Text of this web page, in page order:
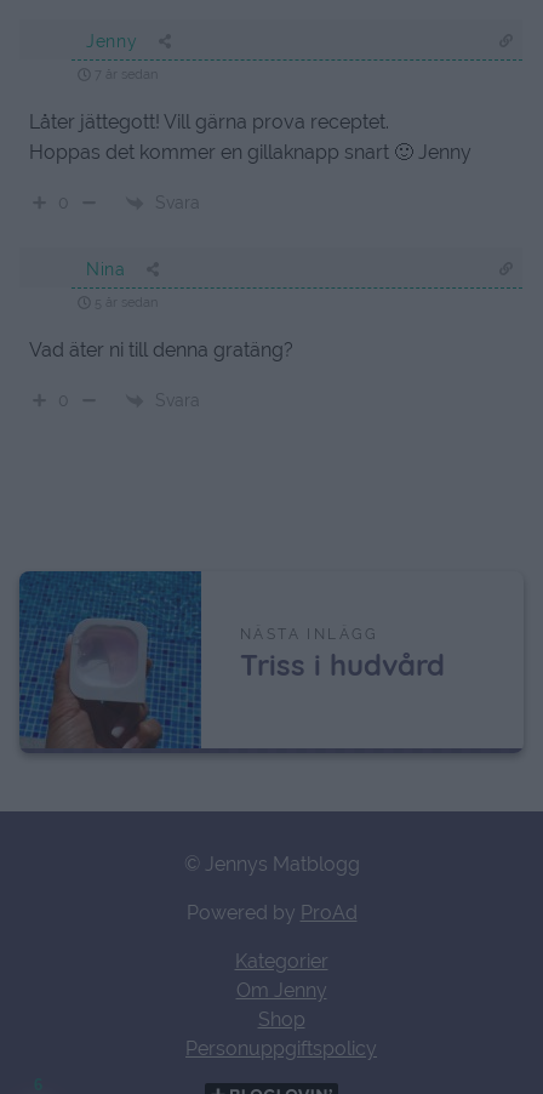
Jenny
Låter jättegott! Vill gärna prova receptet.
Hoppas det kommer en gillaknapp snart 🙂 Jenny
Svara
Nina
Vad äter ni till denna gratäng?
Svara
NÄSTA INLÄGG
Triss i hudvård
© Jennys Matblogg
Powered by ProAd
Kategorier
Om Jenny
Shop
Personuppgiftspolicy